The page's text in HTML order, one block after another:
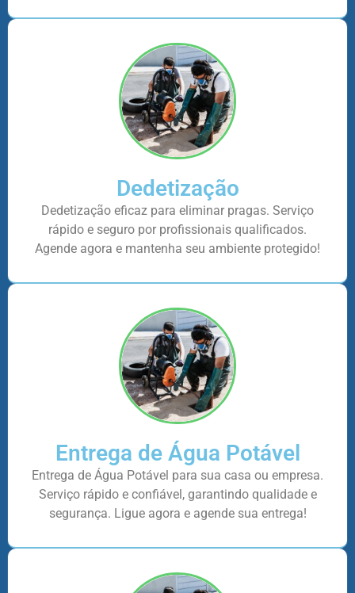
Dedetização
Dedetização eficaz para eliminar pragas. Serviço
rápido e seguro por profissionais qualificados.
Agende agora e mantenha seu ambiente protegido!
Entrega de Água Potável
Entrega de Água Potável para sua casa ou empresa.
Serviço rápido e confiável, garantindo qualidade e
segurança. Ligue agora e agende sua entrega!